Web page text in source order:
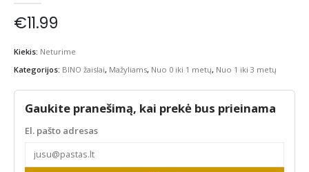
€11.99
Kiekis: Neturime
Kategorijos: BINO žaislai, Mažyliams, Nuo 0 iki 1 metų, Nuo 1 iki 3 metų
Gaukite pranešimą, kai prekė bus prieinama
El. pašto adresas